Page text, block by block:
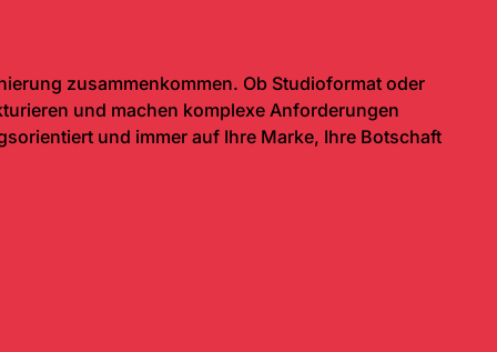
zusammenkommen. Ob Studioformat oder
und machen komplexe Anforderungen
und immer auf Ihre Marke, Ihre Botschaft